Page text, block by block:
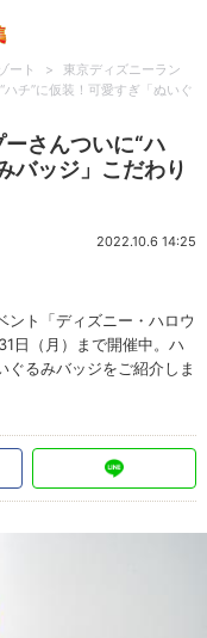
ート >
東京ディズニーラン
ハチ”に仮装！可愛すぎ「ぬいぐ
ーさんついに“ハ
バッジ」こだわり
2022.10.6 14:25
ント「ディズニー・ハロウ
日（月）まで開催中。ハ
ぐるみバッジをご紹介しま